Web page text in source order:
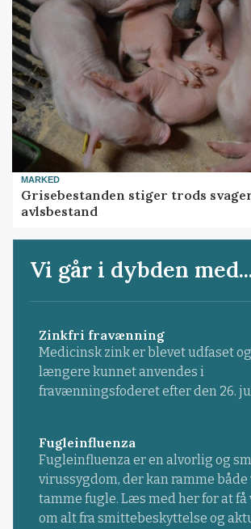
MARKED
Grisebestanden stiger trods
avlsbestand
Vi går i dybden
Zinkfri fravænning
Medicinsk zink er blevet udfaset
længere kunnet anvendes i
fravænningsfoderet efter den 26.
Fugleinfluenza
Fugleinfluenza er en alvorlig og
virussygdom, der kan ramme både
tamme fugle. Læs med her for at
om alt fra smittebeskyttelse og